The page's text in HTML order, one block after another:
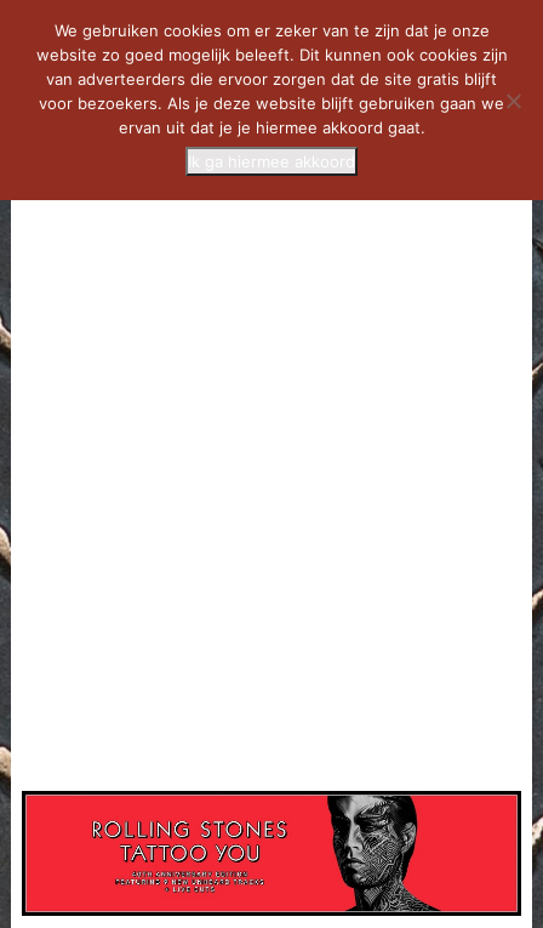
We gebruiken cookies om er zeker van te zijn dat je onze
website zo goed mogelijk beleeft. Dit kunnen ook cookies zijn
van adverteerders die ervoor zorgen dat de site gratis blijft
voor bezoekers. Als je deze website blijft gebruiken gaan we
ervan uit dat je je hiermee akkoord gaat.
Ik ga hiermee akkoord